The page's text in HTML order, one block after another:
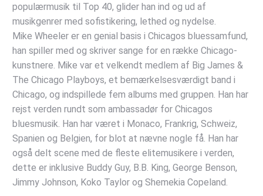
populærmusik til Top 40, glider han ind og ud af
musikgenrer med sofistikering, lethed og nydelse.
Mike Wheeler er en genial basis i Chicagos bluessamfund,
han spiller med og skriver sange for en række Chicago-
kunstnere. Mike var et velkendt medlem af Big James &
The Chicago Playboys, et bemærkelsesværdigt band i
Chicago, og indspillede fem albums med gruppen. Han har
rejst verden rundt som ambassadør for Chicagos
bluesmusik. Han har været i Monaco, Frankrig, Schweiz,
Spanien og Belgien, for blot at nævne nogle få. Han har
også delt scene med de fleste elitemusikere i verden,
dette er inklusive Buddy Guy, B.B. King, George Benson,
Jimmy Johnson, Koko Taylor og Shemekia Copeland.